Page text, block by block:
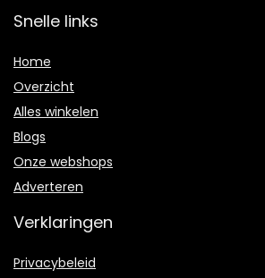
Snelle links
Home
Overzicht
Alles winkelen
Blogs
Onze webshops
Adverteren
Verklaringen
Privacybeleid